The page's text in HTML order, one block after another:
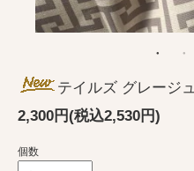
テイルズ グレー
2,300円(税込2,530円)
個数